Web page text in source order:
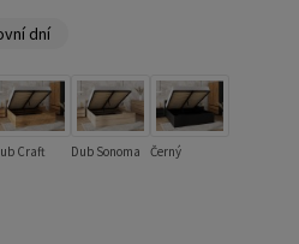
dní
Craft Dub Sonoma Černý